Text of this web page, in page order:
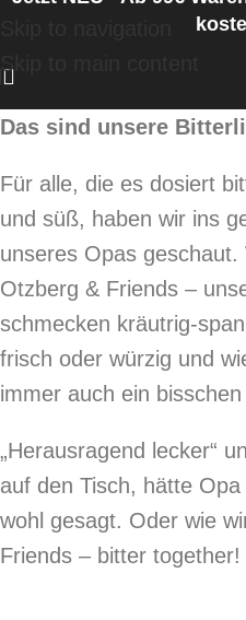
Skip to main content
Das sind unsere
Für alle, die es dosiert
und süß, haben wir ins
unseres Opas geschaut.
Otzberg & Friends –
schmecken kräutrig-
frisch oder würzig und
immer auch ein bisschen
„Herausragend lecker“
auf den Tisch, hätte Opa
wohl gesagt. Oder wie
Friends – bitter together!